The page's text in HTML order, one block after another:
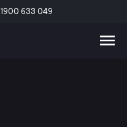
1900 633 049